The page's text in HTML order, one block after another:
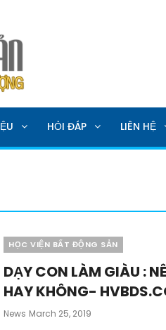
HỎI ĐÁP LIÊN HỆ
Categories
HỌC VIỆN BẤT ĐỘNG SẢN
DẠY CON LÀM GIÀU :
HAY KHÔNG-
News Posted
March 25, 2019